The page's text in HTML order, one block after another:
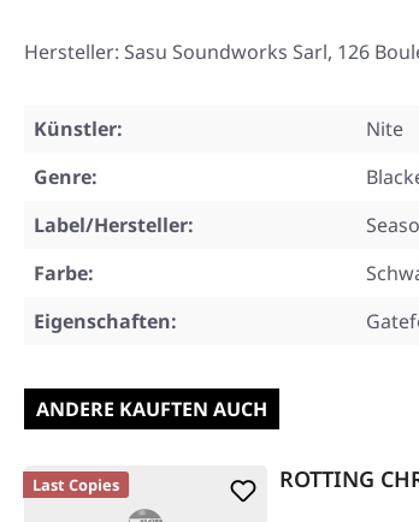
Hersteller: Sasu Soundworks Sarl, 126
Künstler:
Nite
Genre:
Label/Hersteller:
Farbe:
Eigenschaften:
ANDERE KAUFTEN AUCH
Last Copies ROTTING